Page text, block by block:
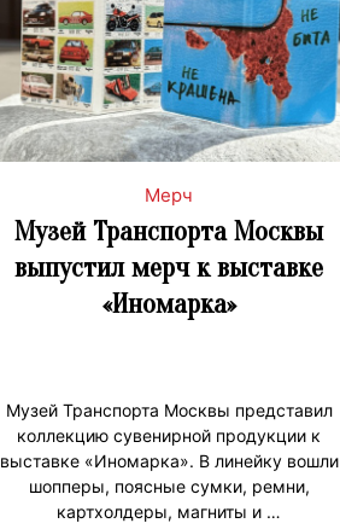
Мерч
Музей Транспорта Москвы
выпустил мерч к выставке
«Иномарка»
Музей Транспорта Москвы представил
коллекцию сувенирной продукции к
выставке «Иномарка». В линейку вошли
шопперы, поясные сумки, ремни,
картхолдеры, магниты и …